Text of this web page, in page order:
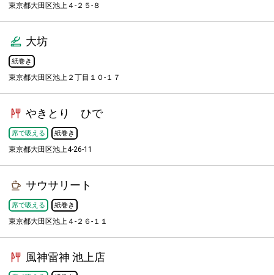
東京都大田区池上４-２５-８
大坊
紙巻き
東京都大田区池上２丁目１０-１７
やきとり ひで
席で吸える 紙巻き
東京都大田区池上4-26-11
サウサリート
席で吸える 紙巻き
東京都大田区池上４-２６-１１
風神雷神 池上店